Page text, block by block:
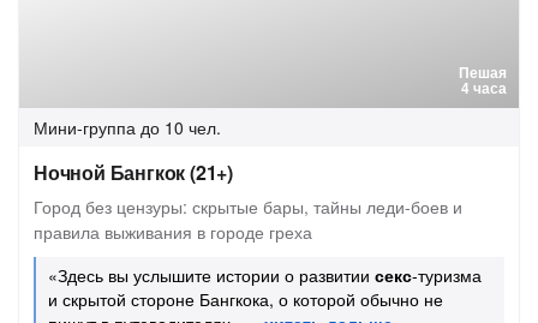
Пешая
4 часа
Мини-группа до 10 чел.
Ночной Бангкок (21+)
Город без цензуры: скрытые бары, тайны леди-боев и
правила выживания в городе греха
«Здесь вы услышите истории о развитии секс-туризма
и скрытой стороне Бангкока, о которой обычно не